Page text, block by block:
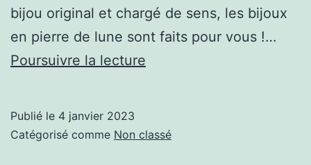
bijou original et chargé de sens, les bijoux
en pierre de lune sont faits pour vous !…
Poursuivre la lecture
pierre
Publié le 4 janvier 2023
Catégorisé comme Non classé